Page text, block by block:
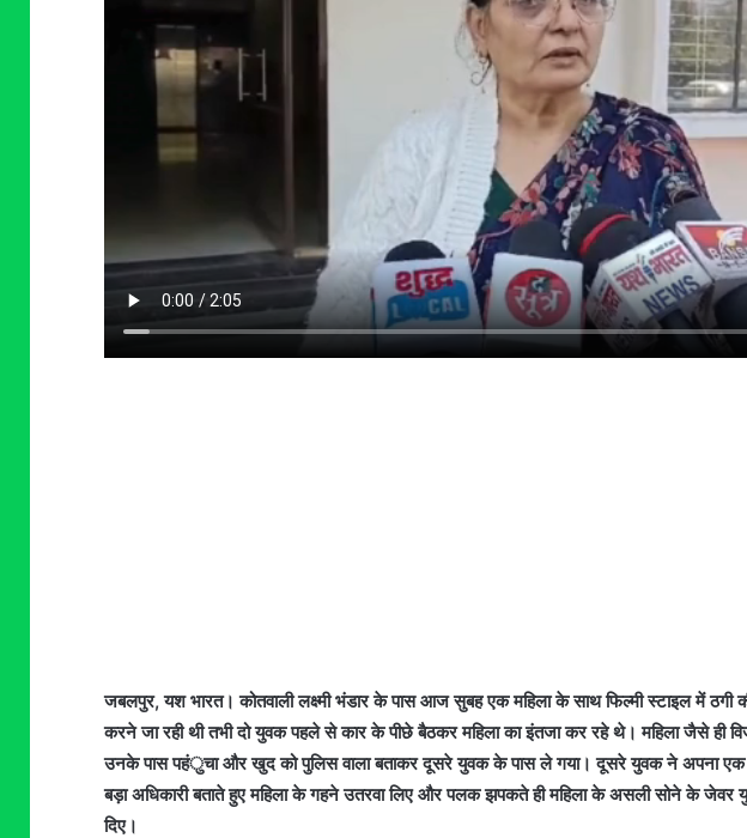
जबलपुर, यश भारत। कोतवाली लक्ष्मी भंडार के पास आज सुबह एक महिला के साथ फिल्मी स्टाइल में ठगी
करने जा रही थी तभी दो युवक पहले से कार के पीछे बैठकर महिला का इंतजा कर रहे थे। महिला जैसे ही
उनके पास पहंुचा और खुद को पुलिस वाला बताकर दूसरे युवक के पास ले गया। दूसरे युवक ने अपना एक
बड़ा अधिकारी बताते हुए महिला के गहने उतरवा लिए और पलक झपकते ही महिला के असली सोने के
दिए।